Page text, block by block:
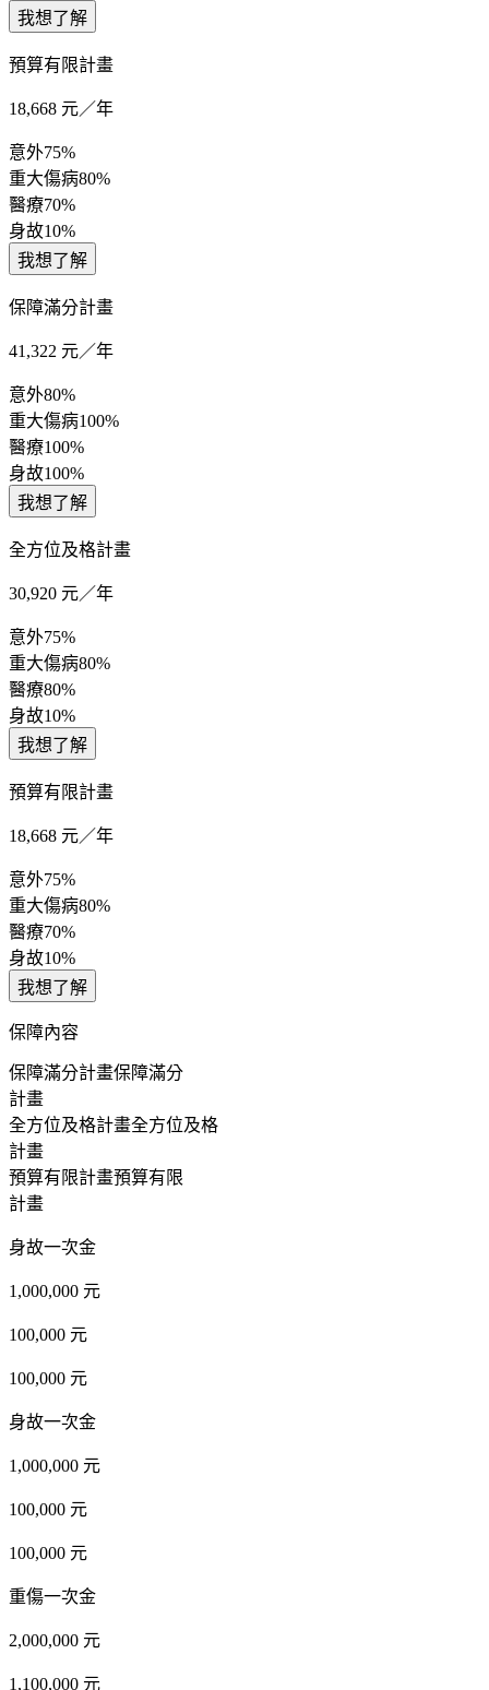
我想了解
預算有限計畫
18,668 元／年
意外75%
重大傷病80%
醫療70%
身故10%
我想了解
保障滿分計畫
41,322 元／年
意外80%
重大傷病100%
醫療100%
身故100%
我想了解
全方位及格計畫
30,920 元／年
意外75%
重大傷病80%
醫療80%
身故10%
我想了解
預算有限計畫
18,668 元／年
意外75%
重大傷病80%
醫療70%
身故10%
我想了解
保障內容
保障滿分計畫保障滿分
計畫
全方位及格計畫全方位及格
計畫
預算有限計畫預算有限
計畫
身故一次金
1,000,000 元
100,000 元
100,000 元
身故一次金
1,000,000 元
100,000 元
100,000 元
重傷一次金
2,000,000 元
1,100,000 元